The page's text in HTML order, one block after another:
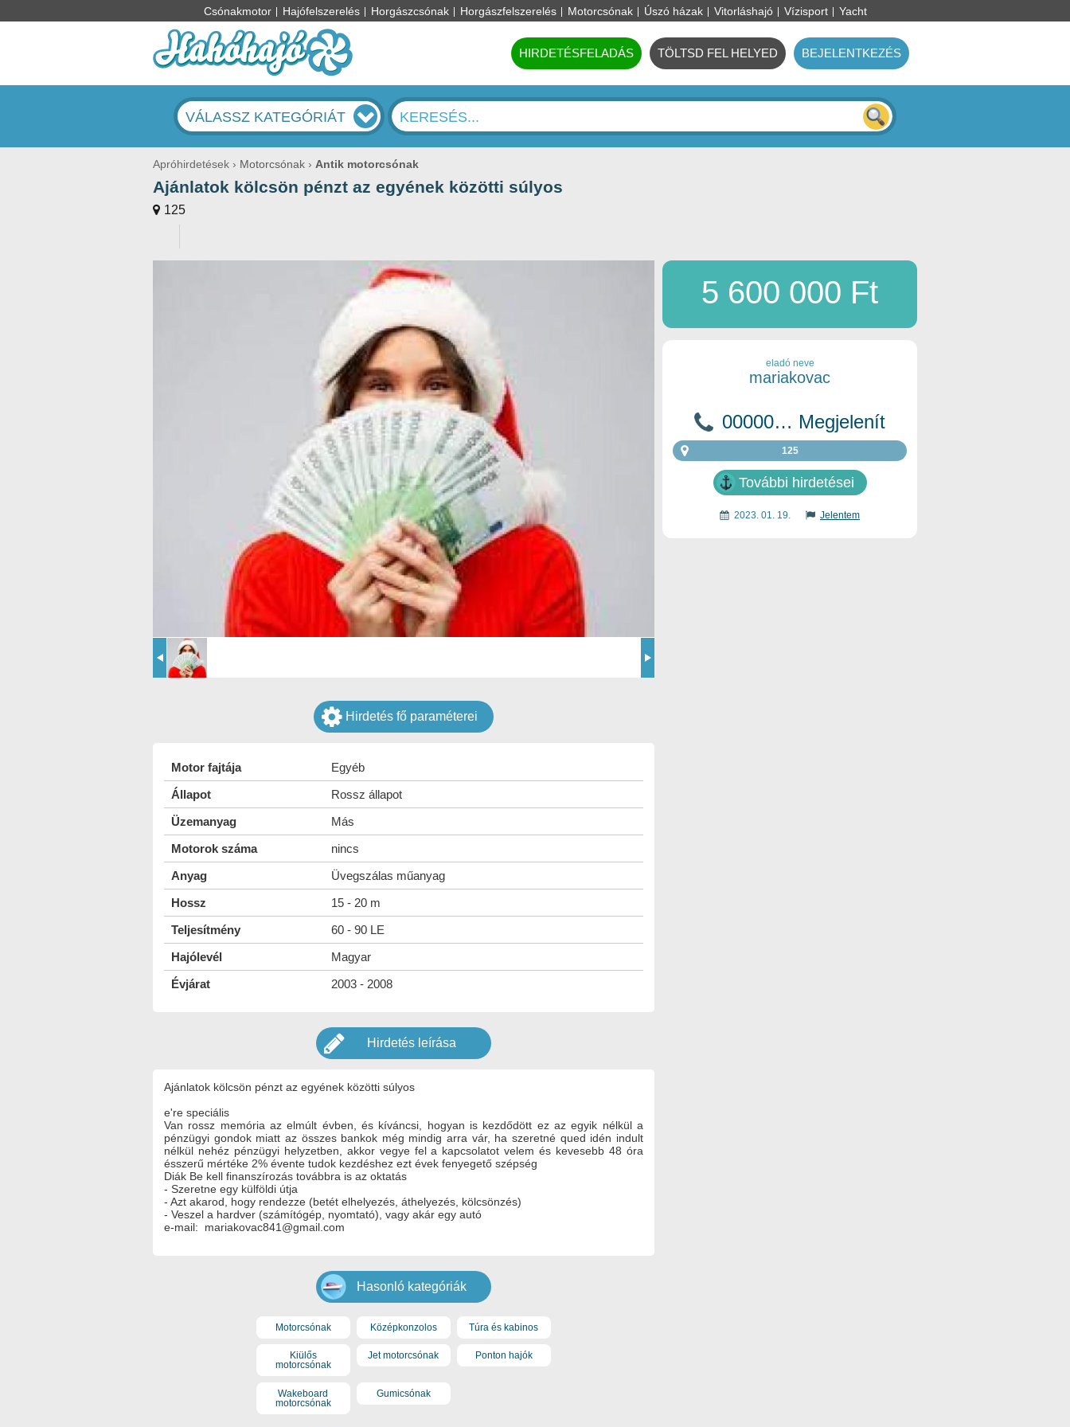
Csónakmotor Hajófelszerelés Horgászcsónak Horgászfelszerelés Motorcsónak Úszó házak Vitorláshajó Vízisport Yacht
HIRDETÉSFELADÁS TÖLTSD FEL HELYED BEJELENTKEZÉS
VÁLASSZ KATEGÓRIÁT
Apróhirdetések Motorcsónak Antik motorcsónak
Ajánlatok kölcsön pénzt az egyének közötti súlyos
125
5 600 000 Ft
eladó neve
mariakovac
00000… Megjelenít
125
További hirdetései
2023. 01. 19. Jelentem
Hirdetés fő paraméterei
Motor fajtája
Egyéb
Állapot
Rossz állapot
Üzemanyag
Más
Motorok száma
nincs
Anyag
Üvegszálas műanyag
Hossz
15 - 20 m
Teljesítmény
60 - 90 LE
Hajólevél
Magyar
Évjárat
2003 - 2008
Hirdetés leírása
Ajánlatok kölcsön pénzt az egyének közötti súlyos
e're speciális
Van rossz memória az elmúlt évben, és kíváncsi, hogyan is kezdődött ez az egyik nélkül a
pénzügyi gondok miatt az összes bankok még mindig arra vár, ha szeretné qued idén indult
nélkül nehéz pénzügyi helyzetben, akkor vegye fel a kapcsolatot velem és kevesebb 48 óra
ésszerű mértéke 2% évente tudok kezdéshez ezt évek fenyegető szépség
Diák Be kell finanszírozás továbbra is az oktatás
- Szeretne egy külföldi útja
- Azt akarod, hogy rendezze (betét elhelyezés, áthelyezés, kölcsönzés)
- Veszel a hardver (számítógép, nyomtató), vagy akár egy autó
e-mail: mariakovac841@gmail.com
Hasonló kategóriák
Motorcsónak Középkonzolos Túra és kabinos
Kiülős
motorcsónak
Jet motorcsónak Ponton hajók
Wakeboard
motorcsónak
Gumicsónak